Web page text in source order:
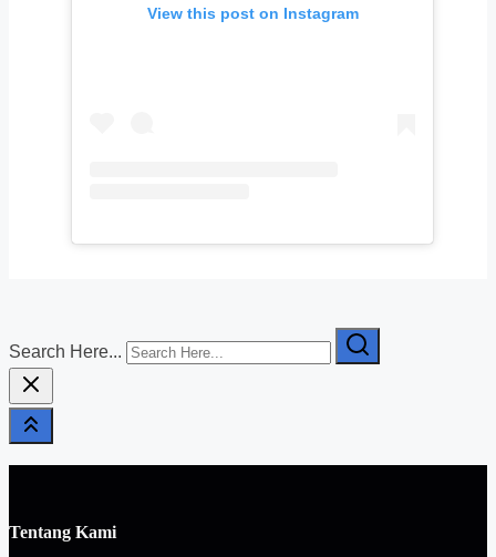
View this post on Instagram
Search Here...
Tentang Kami